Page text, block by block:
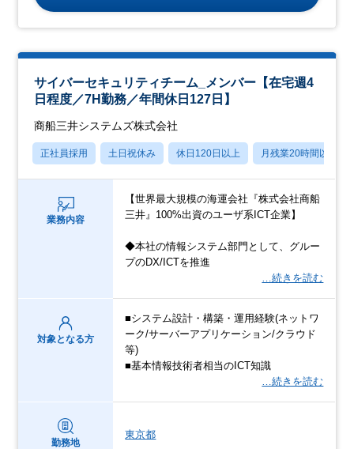
サイバーセキュリティチーム_メンバー【在宅週4
日程度／7H勤務／年間休日127日】
商船三井システムズ株式会社
正社員採用 土日祝休み 休日120日以上 月残業20時間以内
業務内容
【世界最大規模の海運会社『株式会社商船
三井』100%出資のユーザ系ICT企業】
◆本社の情報システム部門として、グルー
プのDX/ICTを推進
…続きを読む
対象となる方
■システム設計・構築・運用経験(ネットワ
ーク/サーバーアプリケーション/クラウド
等)
■基本情報技術者相当のICT知識
…続きを読む
勤務地
東京都